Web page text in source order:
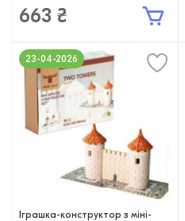
663 ₴
Іграшка-конструктор з міні-
23-04-2026